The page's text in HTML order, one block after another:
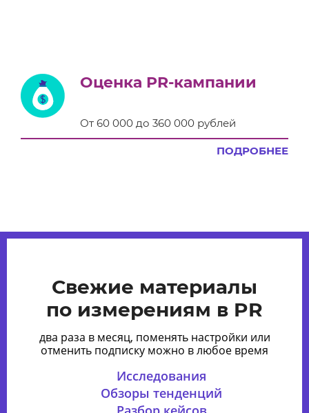
Оценка PR-кампании
От 60 000 до 360 000 рублей
ПОДРОБНЕЕ
Свежие материалы
по измерениям в PR
два раза в месяц, поменять настройки или
отменить подписку можно в любое время
Исследования
Обзоры тенденций